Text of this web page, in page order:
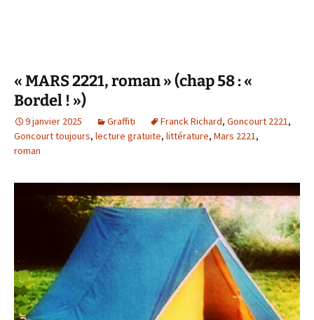
« MARS 2221, roman » (chap 58 : «
Bordel ! »)
9 janvier 2025 Graffiti Franck Richard, Goncourt 2221 ,
Goncourt toujours, lecture gratuite, littérature, Mars 2221 ,
roman